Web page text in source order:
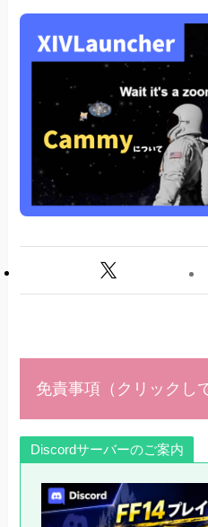
免責事項（クリックし
Discordサーバーのご案内
参考にしたページ
システムから
試験的機能タブで
プラグインリストで
ンストール
使い方
(2022/06/04追記)1
を変更する方法